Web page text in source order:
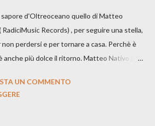
sapore d'Oltreoceano quello di Matteo
Records) , per seguire una stella,
non perdersi e per tornare a casa. Perchè è
anche più dolce il ritorno. Matteo Nativo per
e consapevole oltre che con ottimi
UN COMMENTO